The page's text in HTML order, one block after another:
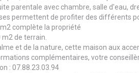
parentale avec chambre, salle d'eau,
permettent de profiter des différents
complète la propriété
m2 de terrain.
et de la nature, cette maison aux
complémentaires, votre
: 07.88.23.03.94